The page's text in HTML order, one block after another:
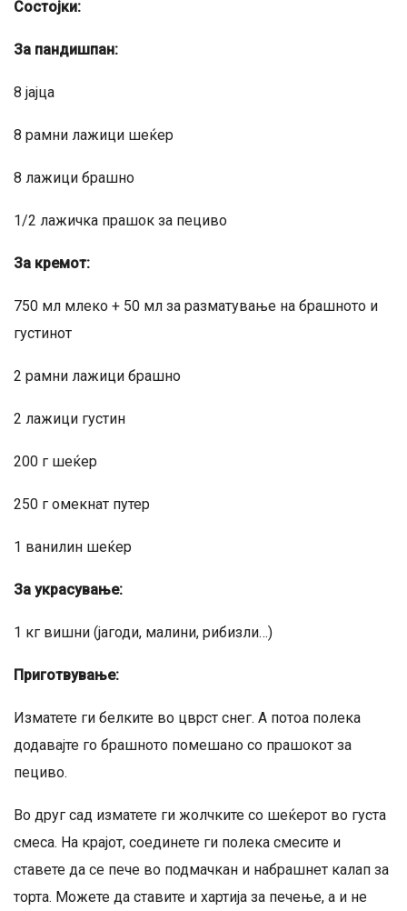
Состојки:
За пандишпан:
8 јајца
8 рамни лажици шеќер
8 лажици брашно
1/2 лажичка прашок за пециво
За кремот:
750 мл млеко + 50 мл за разматување на брашното и
густинот
2 рамни лажици брашно
2 лажици густин
200 г шеќер
250 г омекнат путер
1 ванилин шеќер
За украсување:
1 кг вишни (јагоди, малини, рибизли…)
Приготвување:
Изматете ги белките во цврст снег. А потоа полека
додавајте го брашното помешано со прашокот за
пециво.
Во друг сад изматете ги жолчките со шеќерот во густа
смеса. На крајот, соединете ги полека смесите и
ставете да се пече во подмачкан и набрашнет калап за
торта. Можете да ставите и хартија за печење, а и не